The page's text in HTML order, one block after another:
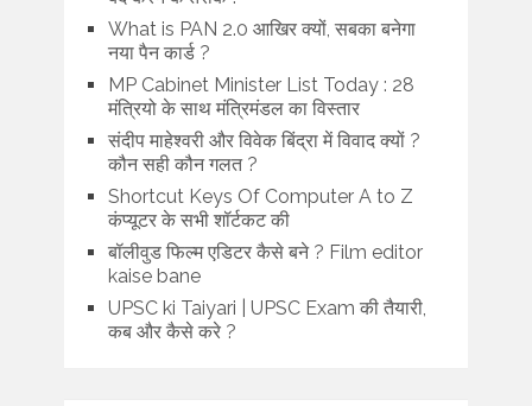
What is PAN 2.0 आखिर क्यों, सबका बनेगा
नया पैन कार्ड ?
MP Cabinet Minister List Today : 28
मंत्रियो के साथ मंत्रिमंडल का विस्तार
संदीप माहेश्वरी और विवेक बिंद्रा में विवाद क्यों ?
कौन सही कौन गलत ?
Shortcut Keys Of Computer A to Z
कंप्यूटर के सभी शॉर्टकट की
बॉलीवुड फिल्म एडिटर कैसे बने ? Film editor
kaise bane
UPSC ki Taiyari | UPSC Exam की तैयारी,
कब और कैसे करे ?